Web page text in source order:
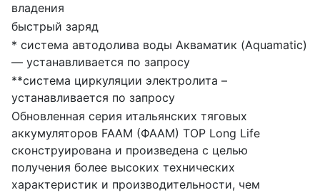
владения
быстрый заряд
* система автодолива воды Акваматик (Aquamatic)
— устанавливается по запросу
**система циркуляции электролита –
устанавливается по запросу
Обновленная серия итальянских тяговых
аккумуляторов FAAM (ФААМ) TOP Long Life
сконструирована и произведена с целью
получения более высоких технических
характеристик и производительности, чем